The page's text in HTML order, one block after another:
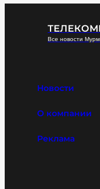
Все новости
Новости
О компании
Реклама